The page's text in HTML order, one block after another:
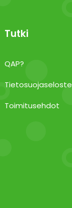
Tutki
QAP?
Tietosuojaseloste
Toimitusehdot